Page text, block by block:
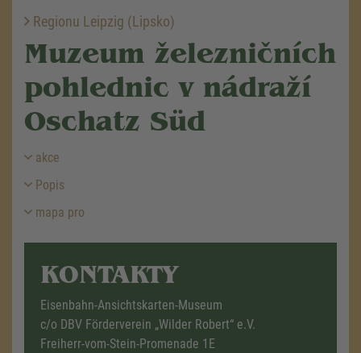
Regionu Leipzig (Lipsko)
Muzeum železničních
pohlednic v nádraží
Oschatz Süd
akce
Popis
mapa pro
KONTAKTY
Eisenbahn-Ansichtskarten-Museum
c/o DBV Förderverein „Wilder Robert“ e.V.
Freiherr-vom-Stein-Promenade 1E